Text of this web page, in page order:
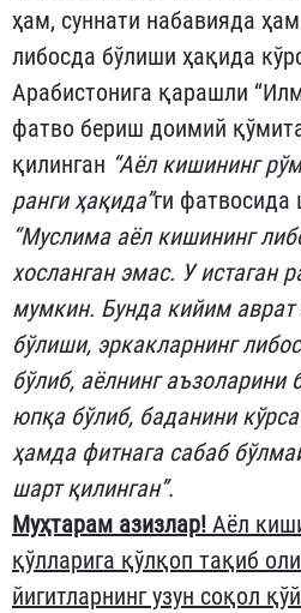
ҳам, суннати набавияда
либосда бўлиши ҳақида
Арабистонига қарашли
фатво бериш доимий
қилинган “Аёл кишининг
ранги ҳақида”ги фатвосида
“Муслима аёл кишининг
хосланган эмас. У истаган
мумкин. Бунда кийим аврат
бўлиши, эркакларнинг
бўлиб, аёлнинг аъзоларини
юпқа бўлиб, баданини
ҳамда фитнага сабаб
шарт қилинган”.
Муҳтарам азизлар! Аёл
қўлларига қўлқоп тақиб
йигитларнинг узун соқол